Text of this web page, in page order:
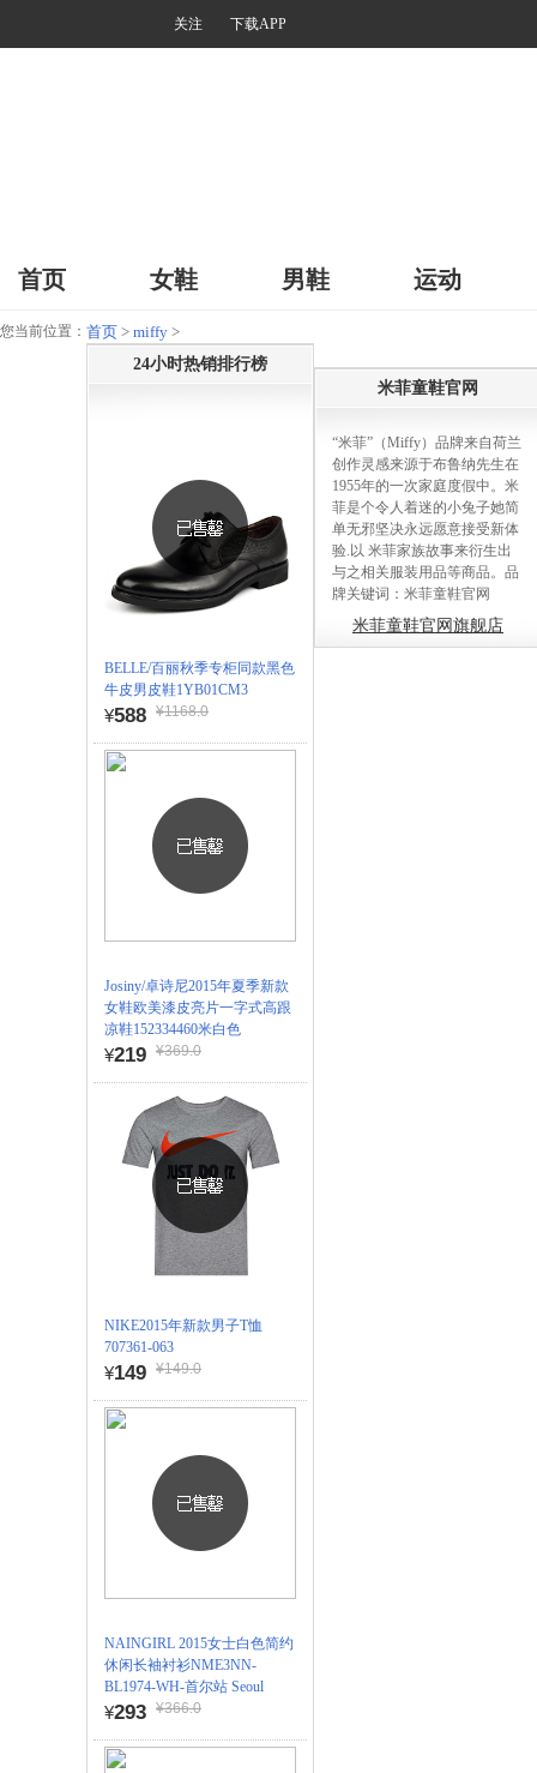
关注 下载APP
首页 女鞋 男鞋 运动
您当前位置： 首页 > miffy >
24小时热销排行榜
BELLE/百丽秋季专柜同款黑色
牛皮男皮鞋1YB01CM3
¥588 ¥1168.0
Josiny/卓诗尼2015年夏季新款
女鞋欧美漆皮亮片一字式高跟
凉鞋152334460米白色
¥219 ¥369.0
NIKE2015年新款男子T恤
707361-063
¥149 ¥149.0
NAINGIRL 2015女士白色简约
休闲长袖衬衫NME3NN-
BL1974-WH-首尔站 Seoul
¥293 ¥366.0
米菲童鞋官网
“米菲”（Miffy）品牌来自荷兰
创作灵感来源于布鲁纳先生在
1955年的一次家庭度假中。米
菲是个令人着迷的小兔子她简
单无邪坚决永远愿意接受新体
验.以 米菲家族故事来衍生出
与之相关服装用品等商品。品
牌关键词：米菲童鞋官网
米菲童鞋官网旗舰店